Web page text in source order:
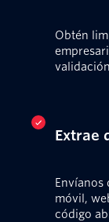
Obtén
Extrae
móvil,
código